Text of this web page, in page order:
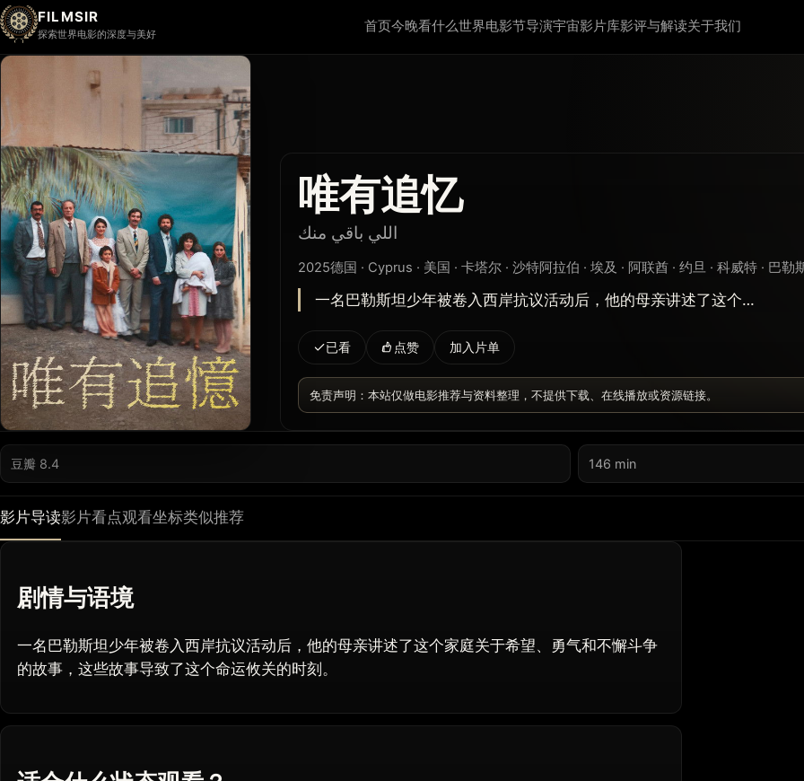
FILMSIR
探索世界电影的深度与美好 首页今晚看什么世界电影节导演宇宙影片库影评与解读关于我们
唯有追忆
اللي باقي منك
2025德国 · Cyprus · 美国 · 卡塔尔 · 沙特阿拉伯 · 埃及 · 阿联酋 · 约旦 · 科威特 · 巴勒
一名巴勒斯坦少年被卷入西岸抗议活动后，他的母亲讲述了这个…
已看 点赞 加入片单
免责声明：本站仅做电影推荐与资料整理，不提供下载、在线播放或资源链接。
豆瓣 8.4 146 min
影片导读影片看点观看坐标类似推荐
剧情与语境
一名巴勒斯坦少年被卷入西岸抗议活动后，他的母亲讲述了这个家庭关于希望、勇气和不懈斗争
的故事，这些故事导致了这个命运攸关的时刻。